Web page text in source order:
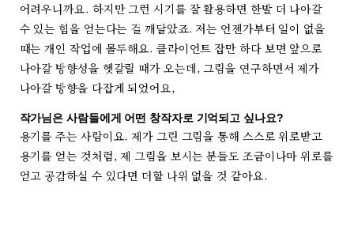
어려우니까요. 하지만 그런 시기를 잘 활용하면 한발 더 나아갈
수 있는 힘을 얻는다는 걸 깨달았죠. 저는 언젠가부터 일이 없을
때는 개인 작업에 몰두해요. 클라이언트 잡만 하다 보면 앞으로
나아갈 방향성을 헷갈릴 때가 오는데, 그림을 연구하면서 제가
나아갈 방향을 다잡게 되었어요,
작가님은 사람들에게 어떤 창작자로 기억되고 싶나요?
용기를 주는 사람이요. 제가 그린 그림을 통해 스스로 위로받고
용기를 얻는 것처럼, 제 그림을 보시는 분들도 조금이나마 위로를
얻고 공감하실 수 있다면 더할 나위 없을 것 같아요.